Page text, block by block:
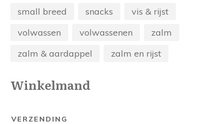
small breed
snacks
vis & rijst
volwassen
volwassenen
zalm
zalm & aardappel
zalm en rijst
Winkelmand
VERZENDING